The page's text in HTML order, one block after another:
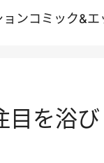
ョンコミック&エ
を浴